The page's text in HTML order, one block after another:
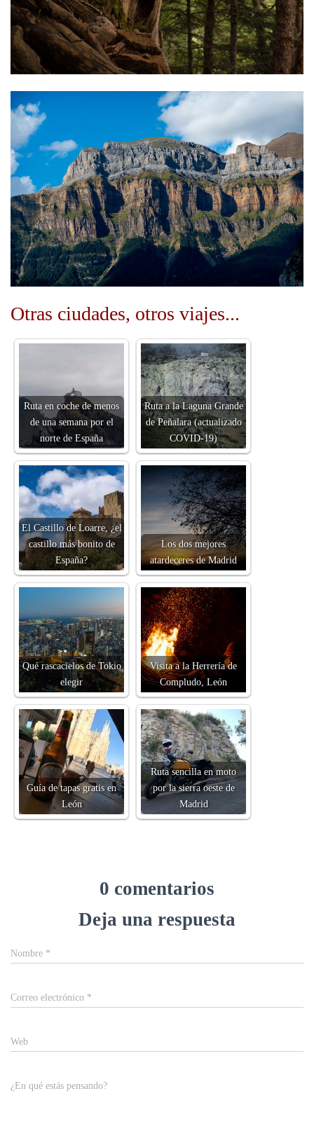
Otras ciudades, otros viajes...
Ruta en coche de menos
de una semana por el
norte de España
Ruta a la Laguna Grande
de Peñalara (actualizado
COVID-19)
El Castillo de Loarre, ¿el
castillo más bonito de
España?
Los dos mejores
atardeceres de Madrid
Qué rascacielos de Tokio
elegir
Visita a la Herrería de
Compludo, León
Guía de tapas gratis en
León
Ruta sencilla en moto
por la sierra oeste de
Madrid
0 comentarios
Deja una respuesta
Nombre *
Correo electrónico *
Web
¿En qué estás pensando?